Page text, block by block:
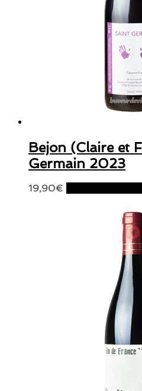
Bejon (Claire et
Germain 2023
19,90€